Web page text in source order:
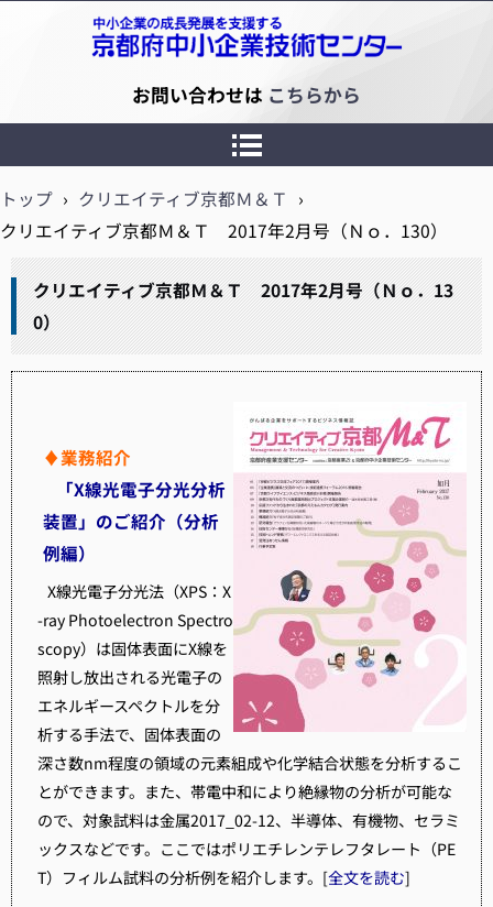
京都府中小企業技術センター
お問い合わせは こちらから
トップ › クリエイティブ京都Ｍ＆Ｔ ›
クリエイティブ京都Ｍ＆Ｔ 2017年2月号（Ｎｏ．130）
クリエイティブ京都Ｍ＆Ｔ 2017年2月号（Ｎｏ．13
0）
♦業務紹介
「X線光電子分光分析
装置」のご紹介（分析
例編）
X線光電子分光法（XPS：X
-ray Photoelectron Spectro
scopy）は固体表面にX線を
照射し放出される光電子の
エネルギースペクトルを分
析する手法で、固体表面の
深さ数nm程度の領域の元素組成や化学結合状態を分析するこ
とができます。また、帯電中和により絶縁物の分析が可能な
ので、対象試料は金属2017_02-12、半導体、有機物、セラミ
ックスなどです。ここではポリエチレンテレフタレート（PE
T）フィルム試料の分析例を紹介します。[全文を読む]